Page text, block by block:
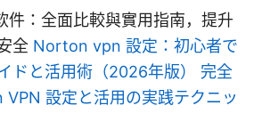
件：全面比較與實用指南，提升
全 Norton vpn 設定：初心者で
ドと活用術（2026年版） 完全
設定と活用の実践テクニッ